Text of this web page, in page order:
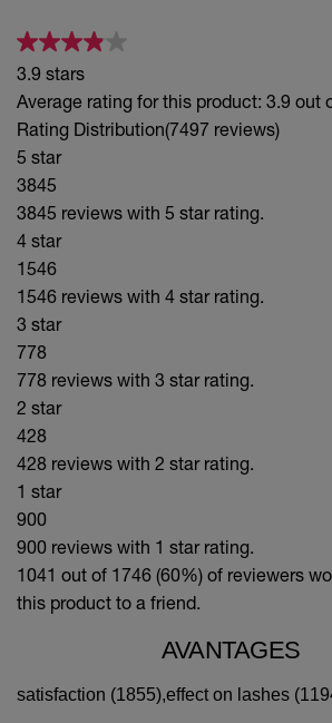
3.9 stars
Average rating for this product: 3.9 out
Rating Distribution(7497 reviews)
5 star
3845
3845 reviews with 5 star rating.
4 star
1546
1546 reviews with 4 star rating.
3 star
778
778 reviews with 3 star rating.
2 star
428
428 reviews with 2 star rating.
1 star
900
900 reviews with 1 star rating.
1041 out of 1746 (60%) of reviewers
this product to a friend.
AVANTAGES
satisfaction (1855),effect on lashes